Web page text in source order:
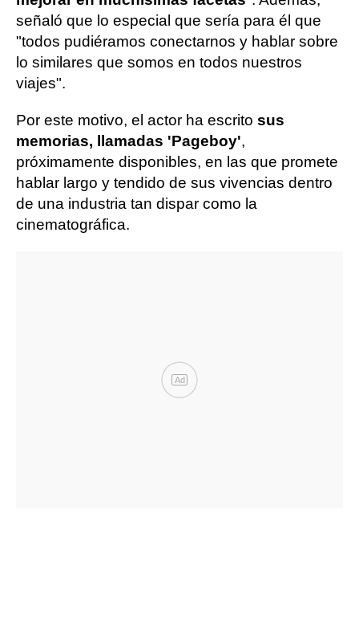
señaló que lo especial que sería para él que
"todos pudiéramos conectarnos y hablar sobre
lo similares que somos en todos nuestros
viajes".
Por este motivo, el actor ha escrito sus
memorias, llamadas 'Pageboy',
próximamente disponibles, en las que promete
hablar largo y tendido de sus vivencias dentro
de una industria tan dispar como la
cinematográfica.
Ad